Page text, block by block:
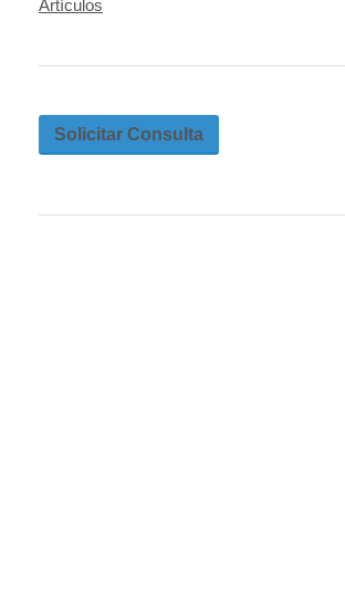
Artículos
Solicitar Consulta